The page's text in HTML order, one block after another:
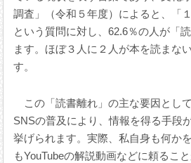
調査」（令和５年度）によると、「
という質問に対し、62.6％の人が「
ます。ほぼ３人に２人が本を読まな
す。
この「読書離れ」の主な要因とし
SNSの普及により、情報を得る手段
挙げられます。実際、私自身も何か
もY‌o‌uT‌u‌b‌eの解説動画などに頼ること